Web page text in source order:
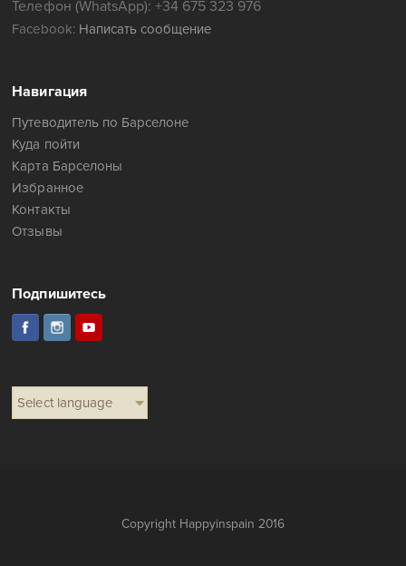
Телефон (WhatsApp): +34 675 323 976
Facebook: Написать сообщение
Навигация
Путеводитель по Барселоне
Куда пойти
Карта Барселоны
Избранное
Контакты
Отзывы
Подпишитесь
Select language
Copyright Happyinspain 2016